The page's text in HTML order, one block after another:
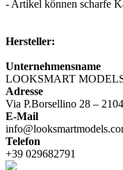
- Artikel können scharfe
Hersteller:
Unternehmensname
LOOKSMART
Adresse
Via P.Borsellino 28 –
E-Mail
Telefon
+39 029682791